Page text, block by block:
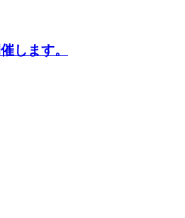
します。